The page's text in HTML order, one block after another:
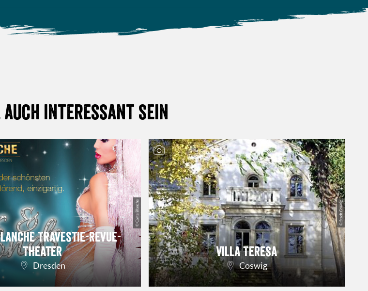
auch interessant sein
Travestie-Revue-
Theater
Dresden
© Carte Blanche
Villa Teresa
Coswig
© Stadt Coswig